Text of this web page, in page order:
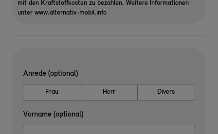
mit den Kraftstoffkosten zu bezahlen. Weitere Informationen
unter www.alternativ-mobil.info
Anrede (optional)
Frau Herr Divers
Vorname (optional)